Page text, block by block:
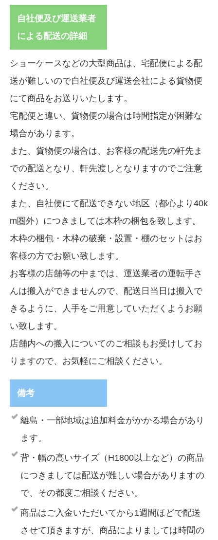
自社便及び運送業者
による配送の詳細
ショーケースなどの大型商品は、宅配便による配
送が難しいので自社便及び運送会社による貨物便
にて商品をお送りいたします。
宅配便と違い、貨物便の場合は時間指定が困難な
場合があります。
また、貨物便の場合は、お客様の配送先の軒先ま
での配送となり、軒先渡しとなりますのでご注意
ください。
また、自社便にて配送できない地区（都心より40k
m圏外）につきましては木枠の梱包を致します。
木枠の梱包・木枠の破棄・設置・棚のセットはお
客様の方でお願い致します。
お客様の店舗等の中までは、運送業者の運転手さ
んは搬入ができませんので、配送日当日は搬入で
きるように、人手をご用意していただくようお願
い致します。
店舗内への搬入についてのご相談もお受けしてお
りますので、お気軽にご相談ください。
備考
離島・一部地域は追加料金がかかる場合があり
ます。
背・幅の高いサイズ（H1800以上など）の商品
につきましては配送が難しい場合がありますの
で、その都度ご相談ください。
商品はご入金いただいてから1週間ほどで配送
させて頂きますが、商品によりましては時間の